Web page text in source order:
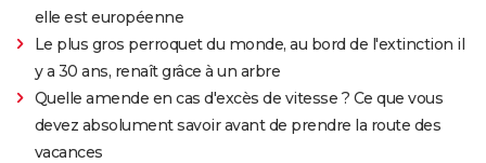
elle est européenne
Le plus gros perroquet du monde, au bord de l'extinction il
y a 30 ans, renaît grâce à un arbre
Quelle amende en cas d'excès de vitesse ? Ce que vous
devez absolument savoir avant de prendre la route des
vacances